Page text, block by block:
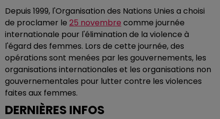
Depuis 1999, l'Organisation des Nations Unies a choisi
de proclamer le 25 novembre comme journée
internationale pour l'élimination de la violence à
l'égard des femmes. Lors de cette journée, des
opérations sont menées par les gouvernements, les
organisations internationales et les organisations non
gouvernementales pour lutter contre les violences
faites aux femmes.
DERNIÈRES INFOS